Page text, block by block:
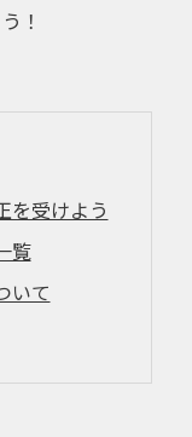
！
を受けよう
覧
いて